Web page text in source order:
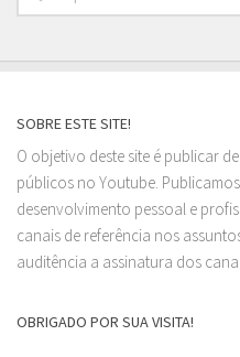
por:
SOBRE ESTE SITE!
O objetivo deste site é publicar
públicos no Youtube.
desenvolvimento pessoal e
canais de referência nos
auditência a assinatura dos
OBRIGADO POR SUA VISITA!